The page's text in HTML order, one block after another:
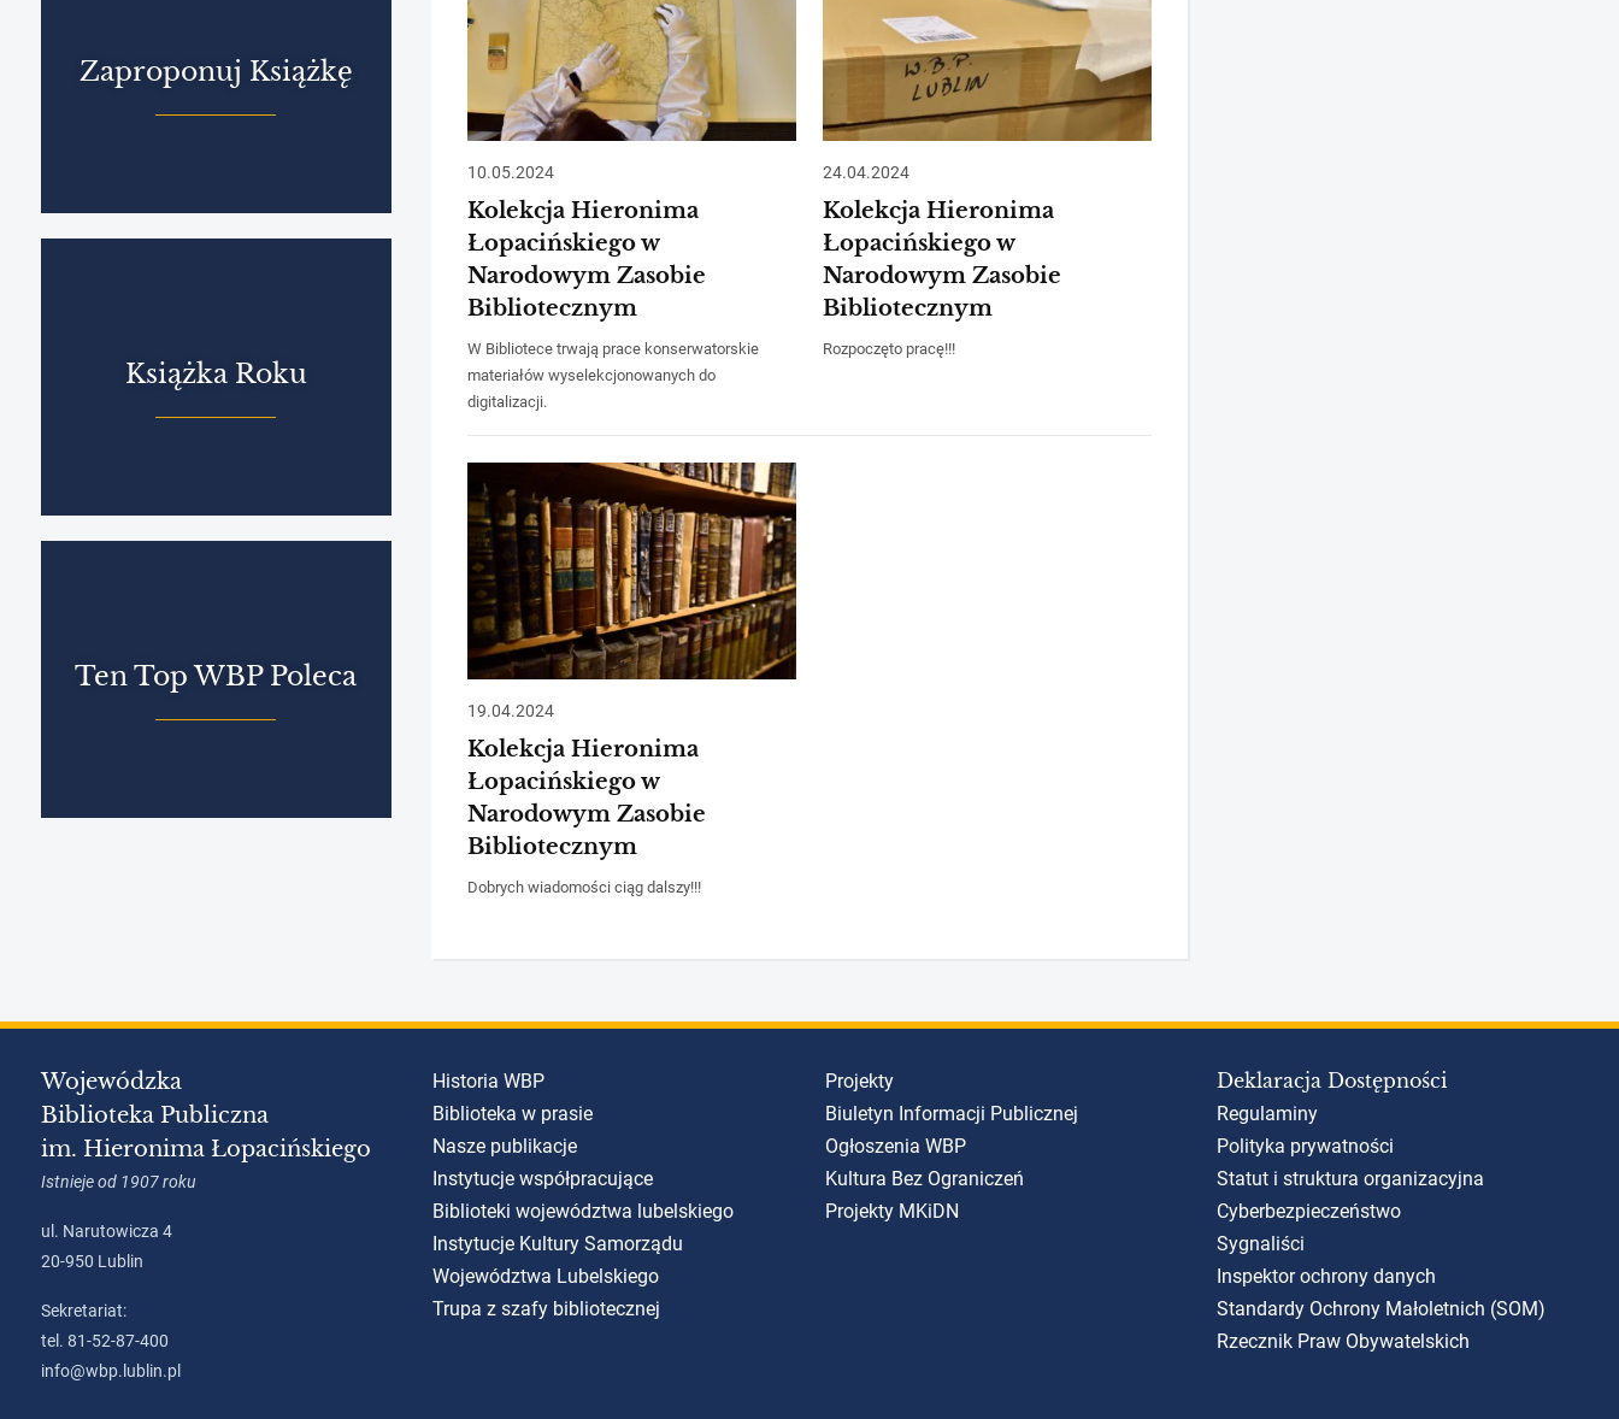
Zaproponuj Książkę
Książka Roku
Ten Top WBP Poleca
10.05.2024
Kolekcja Hieronima
Łopacińskiego w
Narodowym Zasobie
Bibliotecznym
W Bibliotece trwają prace konserwatorskie
materiałów wyselekcjonowanych do
digitalizacji.
24.04.2024
Kolekcja Hieronima
Łopacińskiego w
Narodowym Zasobie
Bibliotecznym
Rozpoczęto pracę!!!
19.04.2024
Kolekcja Hieronima
Łopacińskiego w
Narodowym Zasobie
Bibliotecznym
Dobrych wiadomości ciąg dalszy!!!
Wojewódzka
Biblioteka Publiczna
im. Hieronima Łopacińskiego
Istnieje od 1907 roku
ul. Narutowicza 4
20-950 Lublin
Sekretariat:
tel. 81-52-87-400
info@wbp.lublin.pl
Historia WBP
Biblioteka w prasie
Nasze publikacje
Instytucje współpracujące
Biblioteki województwa lubelskiego
Instytucje Kultury Samorządu
Województwa Lubelskiego
Trupa z szafy bibliotecznej
Projekty
Biuletyn Informacji Publicznej
Ogłoszenia WBP
Kultura Bez Ograniczeń
Projekty MKiDN
Deklaracja Dostępności
Regulaminy
Polityka prywatności
Statut i struktura organizacyjna
Cyberbezpieczeństwo
Sygnaliści
Inspektor ochrony danych
Standardy Ochrony Małoletnich (SOM)
Rzecznik Praw Obywatelskich